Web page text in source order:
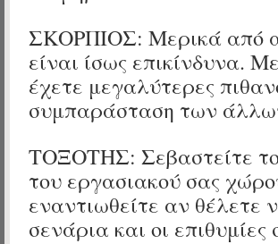
ΣΚΟΡΠΙΟΣ: Μερικά από
είναι ίσως επικίνδυνα.
έχετε μεγαλύτερες
συμπαράσταση των
ΤΟΞΟΤΗΣ: Σεβαστείτε
του εργασιακού σας
εναντιωθείτε αν
σενάρια και οι επιθυμίες